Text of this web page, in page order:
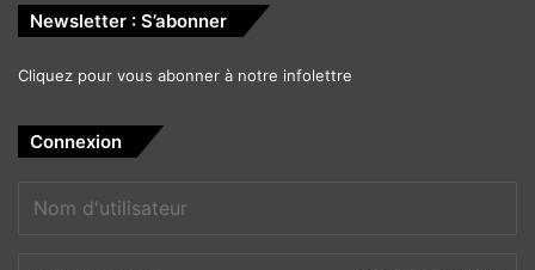
Newsletter : S’abonner
Cliquez pour vous abonner à notre infolettre
Connexion